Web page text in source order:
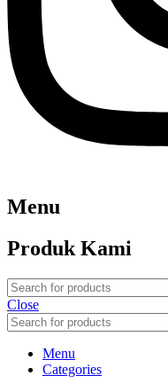
Menu
Produk Kami
Close
Menu
Categories